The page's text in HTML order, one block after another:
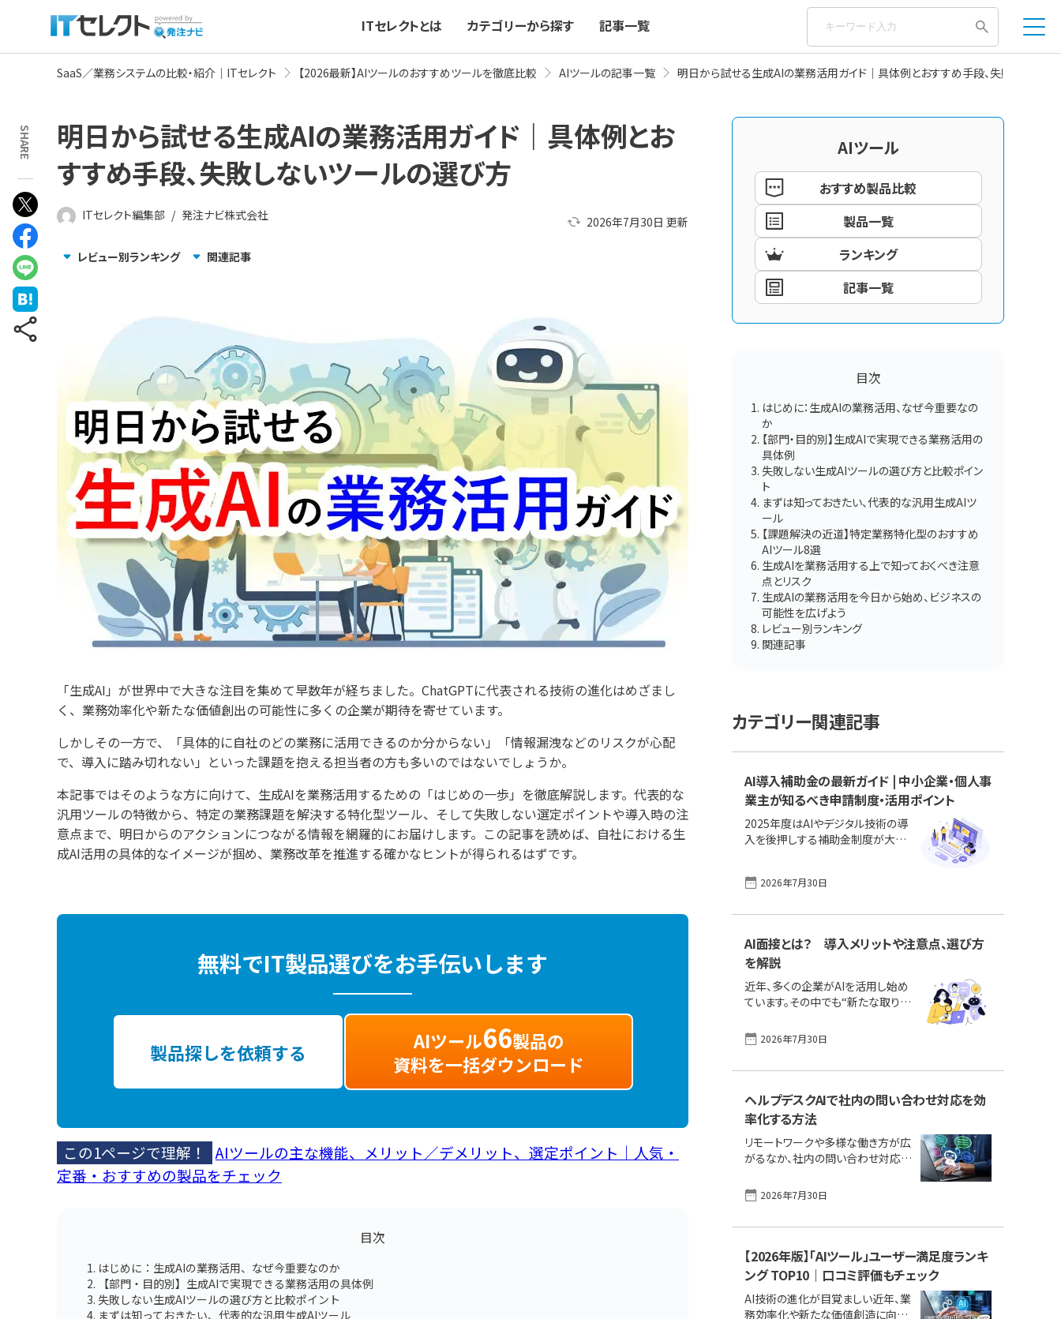
ITセレクトとは カテゴリーから探す 記事一覧
SaaS／業務システムの比較・紹介｜ITセレクト 【2026最新】AIツールのおすすめツールを徹底比較 AIツールの記事一覧 明日から試せる生成AIの業務活用ガイド｜具体例とおすすめ手段、失敗しないツ
明日から試せる生成AIの業務活用ガイド｜具体例とお
すすめ手段、失敗しないツールの選び方
ITセレクト編集部 / 発注ナビ株式会社 2026年7月30日 更新
レビュー別ランキング 関連記事
SHARE
「生成AI」が世界中で大きな注目を集めて早数年が経ちました。ChatGPTに代表される技術の進化はめざまし
く、業務効率化や新たな価値創出の可能性に多くの企業が期待を寄せています。
しかしその一方で、「具体的に自社のどの業務に活用できるのか分からない」「情報漏洩などのリスクが心配
で、導入に踏み切れない」といった課題を抱える担当者の方も多いのではないでしょうか。
本記事ではそのような方に向けて、生成AIを業務活用するための「はじめの一歩」を徹底解説します。代表的な
汎用ツールの特徴から、特定の業務課題を解決する特化型ツール、そして失敗しない選定ポイントや導入時の注
意点まで、明日からのアクションにつながる情報を網羅的にお届けします。この記事を読めば、自社における生
成AI活用の具体的なイメージが掴め、業務改革を推進する確かなヒントが得られるはずです。
無料でIT製品選びをお手伝いします
AIツール66製品の
資料を一括ダウンロード
製品探しを依頼する
この1ページで理解！
AIツールの主な機能、メリット／デメリット、選定ポイント｜人気・
定番・おすすめの製品をチェック
目次
はじめに：生成AIの業務活用、なぜ今重要なのか
【部門・目的別】生成AIで実現できる業務活用の具体例
失敗しない生成AIツールの選び方と比較ポイント
まずは知っておきたい、代表的な汎用生成AIツール
AIツール
おすすめ製品比較
製品一覧
ランキング
記事一覧
目次
はじめに：生成AIの業務活用、なぜ今重要なの
か
【部門・目的別】生成AIで実現できる業務活用の
具体例
失敗しない生成AIツールの選び方と比較ポイン
ト
まずは知っておきたい、代表的な汎用生成AIツ
ール
【課題解決の近道】特定業務特化型のおすすめ
AIツール8選
生成AIを業務活用する上で知っておくべき注意
点とリスク
生成AIの業務活用を今日から始め、ビジネスの
可能性を広げよう
レビュー別ランキング
関連記事
カテゴリー関連記事
AI導入補助金の最新ガイド | 中小企業・個人事
業主が知るべき申請制度・活用ポイント
2025年度はAIやデジタル技術の導
入を後押しする補助金制度が大きく
金、省力化投資補助金、自治体の独
公的支援策を網羅的に解説します。
初めて申請を検討する方でも、この
記事を読めば「自社に合った補助金
が分かる」「失敗しない準備ができ
る」内容となっています。 なお、本記
事はまず、2025年度制度の公募終
して情報を整理しました。一部に
2026年にまたがって公募スケジュ
す。2026年1月から2月の最終締め
切りを狙う企業はもちろん、次年度
の活用を [&hellip;]
2026年7月30日
AI面接とは？ 導入メリットや注意点、選び方
を解説
近年、多くの企業がAIを活用し始め
ています。その中でも“新たな取り組
接」です。AIを活用することで、採用
担当者の負担を軽減し、公平な評価
事では、AI面接の仕組みや導入のメ
リット・デメリット、ツールの選び方に
ついて詳しく解説します。採用の効率
化を目指す企業の方は、ぜひ最後ま
でご覧ください。 この1ページで理
能、メリット／デメリット、選定ポイン
ト｜おすすめ製品をタイプ別に比較
AI面接の併用も [&hellip;]
2026年7月30日
ヘルプデスクAIで社内の問い合わせ対応を効
率化する方法
リモートワークや多様な働き方が広
がるなか、社内の問い合わせ対応に
た。「質問が多くて担当者の手が足り
ない」「いつも同じ内容の問い合わせ
を感じている方も少なくありません。
そんな現場で今、注目されているの
がAIヘルプデスクの活用です。AIが
24時間体制で問い合わせに即対応
し、ナレッジの一元化や属人化の防
2026年7月30日
【2026年版】「AIツール」ユーザー満足度ランキ
ング TOP10｜口コミ評価もチェック
AI技術の進化が目覚ましい近年、業
務効率化や新たな価値創造に向け